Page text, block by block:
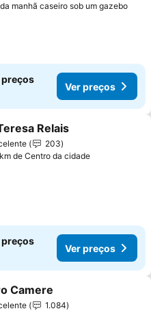
manhã caseiro sob um gazeboVer
preços
Ver preços
aos favoritos
Relais
203
de Centro da cidade
preços
Ver preços
aos favoritos
Camere
1.084